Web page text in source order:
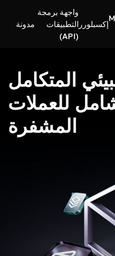
إكسبلورر
واجهة برمجة
التطبيقات
(API)
مدونة
المتكامل
للعملات
المشفرة